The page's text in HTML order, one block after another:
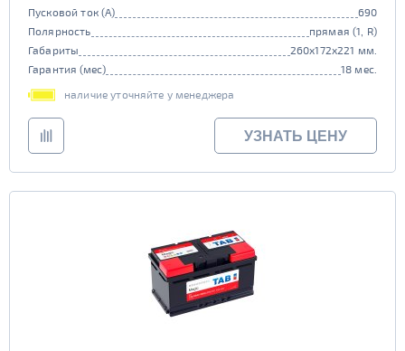
Пусковой ток (А)
690
Полярность
прямая (1, R)
Габариты
260x172x221 мм.
Гарантия (мес)
18 мес.
наличие уточняйте у менеджера
УЗНАТЬ ЦЕНУ